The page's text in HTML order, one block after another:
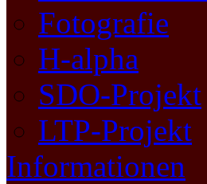
Fotografie
H-alpha
SDO-Projekt
LTP-Projekt
Informationen